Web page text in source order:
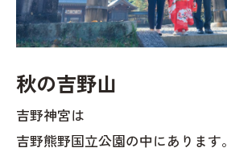
秋の吉野山
吉野神宮は
吉野熊野国立公園の中にあります。